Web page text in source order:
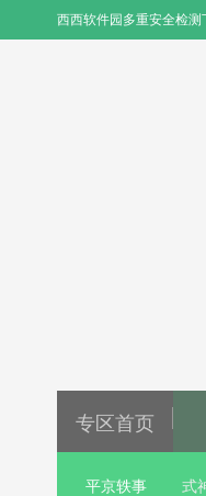
西西软件园 多重安全检测
专区首页
平京轶事 式